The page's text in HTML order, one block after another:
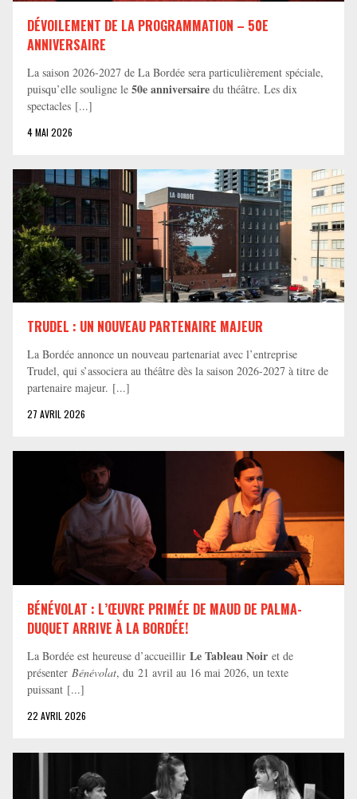
DÉVOILEMENT DE LA PROGRAMMATION – 50E
ANNIVERSAIRE
La saison 2026-2027 de La Bordée sera particulièrement spéciale,
puisqu’elle souligne le 50e anniversaire du théâtre. Les dix
spectacles [...]
4 MAI 2026
TRUDEL : UN NOUVEAU PARTENAIRE MAJEUR
La Bordée annonce un nouveau partenariat avec l’entreprise
Trudel, qui s’associera au théâtre dès la saison 2026-2027 à titre de
partenaire majeur. [...]
27 AVRIL 2026
BÉNÉVOLAT : L’ŒUVRE PRIMÉE DE MAUD DE PALMA-
DUQUET ARRIVE À LA BORDÉE!
La Bordée est heureuse d’accueillir Le Tableau Noir et de
présenter Bénévolat, du 21 avril au 16 mai 2026, un texte
puissant [...]
22 AVRIL 2026